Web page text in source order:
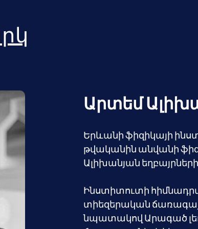
Արտեմ
Երևանի ֆիզիկայի
թվականին անվանի
Ալիխանյան
Ինստիտուտի
տիեզերական
նպատակով Արագած